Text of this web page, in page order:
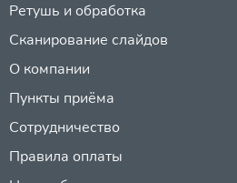
Ретушь и обработка
Сканирование слайдов
О компании
Пункты приёма
Сотрудничество
Правила оплаты